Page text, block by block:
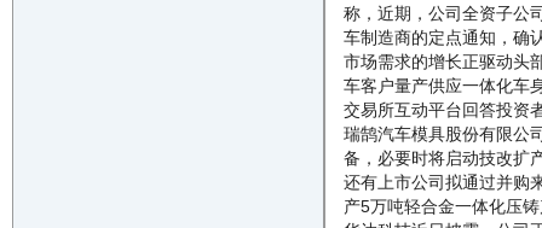
称，近期，公司全资子公
车制造商的定点通知，确
市场需求的增长正驱动头
车客户量产供应一体化车
交易所互动平台回答投资
瑞鹄汽车模具股份有限公
备，必要时将启动技改扩
还有上市公司拟通过并购
产5万吨轻合金一体化压